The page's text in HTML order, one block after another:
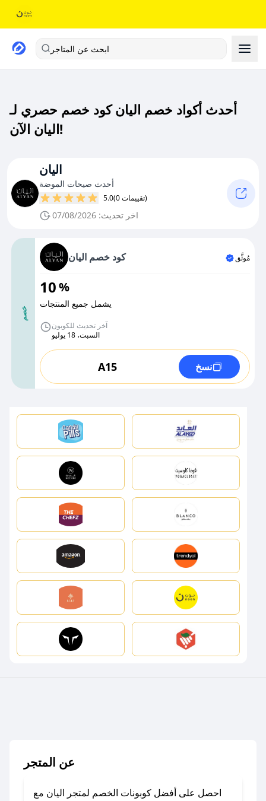
ابحث عن المتاجر
أحدث أكواد خصم اليان كود خصم حصري لـ
اليان الآن!
اليان
أحدث صيحات الموضة
5.0 (0 تقييمات)
اخر تحديث: 07/08/2026
خصم
كود خصم اليان مُوثَّق
10%
يشمل جميع المنتجات
آخر تحديث للكوبون
السبت، 18 يوليو
A15 نسخ
عن المتجر
احصل على أفضل كوبونات الخصم لمتجر اليان مع